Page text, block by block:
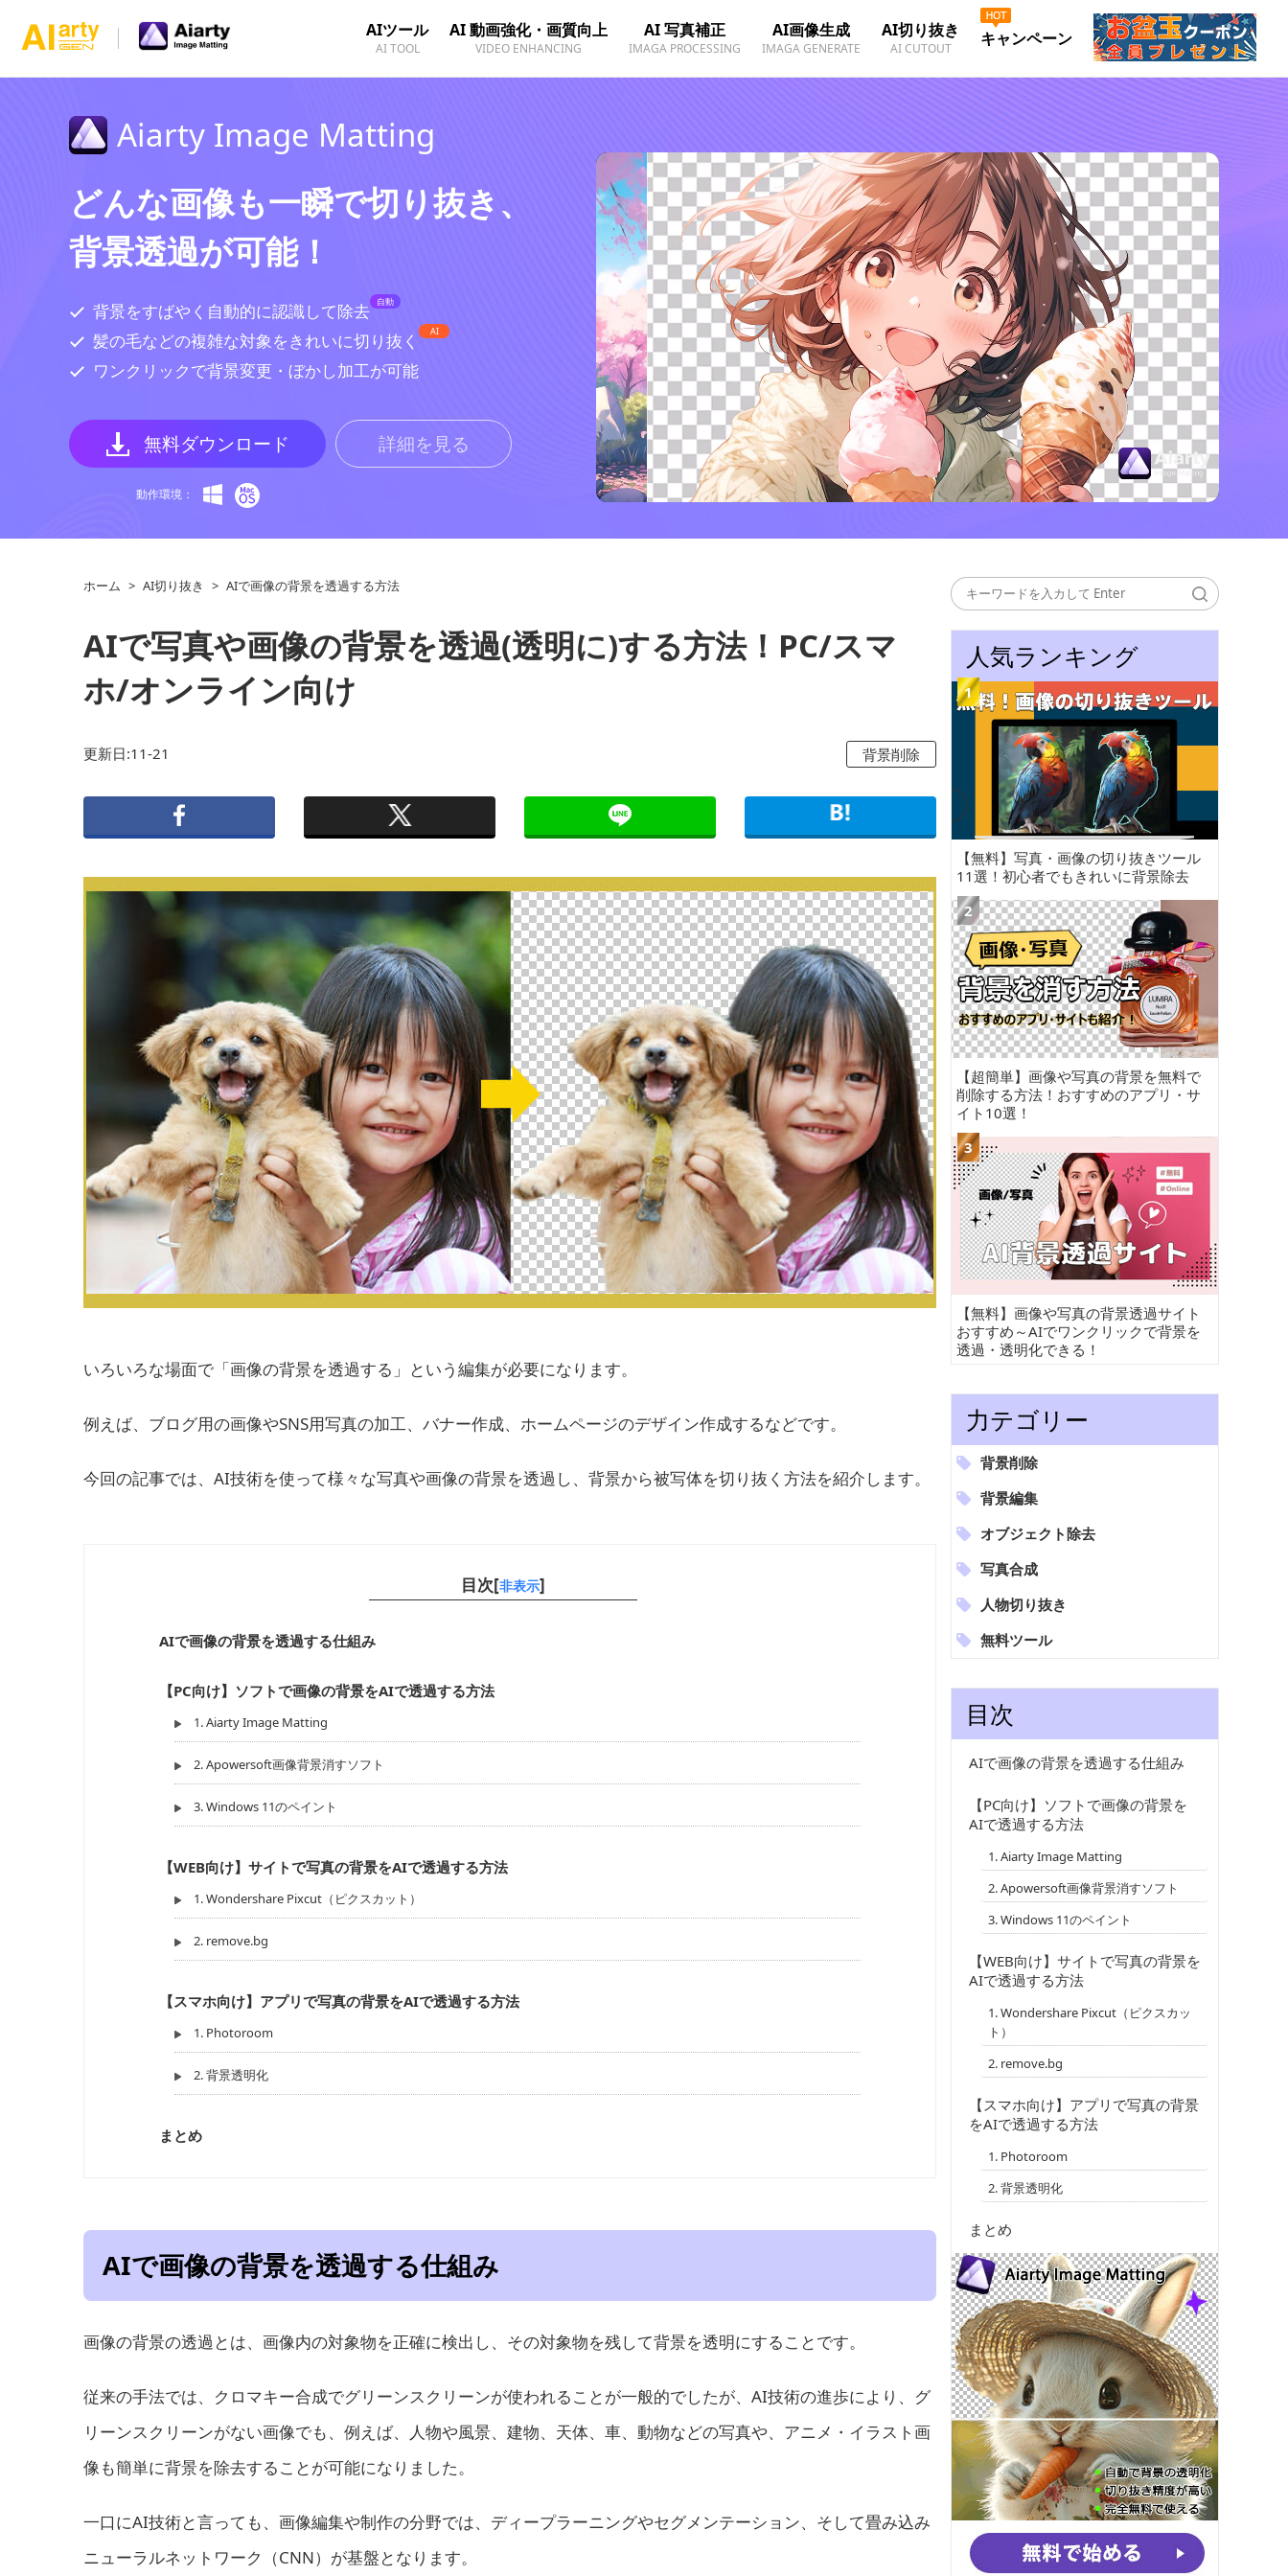
AIツール
AI TOOL
AI 動画強化・画質向上
VIDEO ENHANCING
AI 写真補正
IMAGA PROCESSING
AI画像生成
IMAGA GENERATE
AI切り抜き
AI CUTOUT キャンペーン
Aiarty Image Matting
どんな画像も一瞬で切り抜き、
背景透過が可能！
背景をすばやく自動的に認識して除去 自動
髪の毛などの複雑な対象をきれいに切り抜く AI
ワンクリックで背景変更・ぼかし加工が可能
無料ダウンロード
動作環境：
詳細を見る
ホーム > AI切り抜き > AIで画像の背景を透過する方法
AIで写真や画像の背景を透過(透明に)する方法！PC/スマ
ホ/オンライン向け
更新日:11-21 背景削除
いろいろな場面で「画像の背景を透過する」という編集が必要になります。
例えば、ブログ用の画像やSNS用写真の加工、バナー作成、ホームページのデザイン作成するなどです。
今回の記事では、AI技術を使って様々な写真や画像の背景を透過し、背景から被写体を切り抜く方法を紹介します。
目次[非表示]
AIで画像の背景を透過する仕組み
【PC向け】ソフトで画像の背景をAIで透過する方法
1. Aiarty Image Matting
2. Apowersoft画像背景消すソフト
3. Windows 11のペイント
【WEB向け】サイトで写真の背景をAIで透過する方法
1. Wondershare Pixcut（ピクスカット）
2. remove.bg
【スマホ向け】アプリで写真の背景をAIで透過する方法
1. Photoroom
2. 背景透明化
まとめ
AIで画像の背景を透過する仕組み
画像の背景の透過とは、画像内の対象物を正確に検出し、その対象物を残して背景を透明にすることです。
従来の手法では、クロマキー合成でグリーンスクリーンが使われることが一般的でしたが、AI技術の進歩により、グ
リーンスクリーンがない画像でも、例えば、人物や風景、建物、天体、車、動物などの写真や、アニメ・イラスト画
像も簡単に背景を除去することが可能になりました。
一口にAI技術と言っても、画像編集や制作の分野では、ディープラーニングやセグメンテーション、そして畳み込み
ニューラルネットワーク（CNN）が基盤となります。
人気ランキング
【無料】写真・画像の切り抜きツール
11選！初心者でもきれいに背景除去
【超簡単】画像や写真の背景を無料で
削除する方法！おすすめのアプリ・サ
イト10選！
【無料】画像や写真の背景透過サイト
おすすめ～AIでワンクリックで背景を
透過・透明化できる！
力テゴリー
背景削除
背景編集
オブジェクト除去
写真合成
人物切り抜き
無料ツール
目次
AIで画像の背景を透過する仕組み
【PC向け】ソフトで画像の背景を
AIで透過する方法
1. Aiarty Image Matting
2. Apowersoft画像背景消すソフト
3. Windows 11のペイント
【WEB向け】サイトで写真の背景を
AIで透過する方法
1. Wondershare Pixcut（ピクスカッ
ト）
2. remove.bg
【スマホ向け】アプリで写真の背景
をAIで透過する方法
1. Photoroom
2. 背景透明化
まとめ